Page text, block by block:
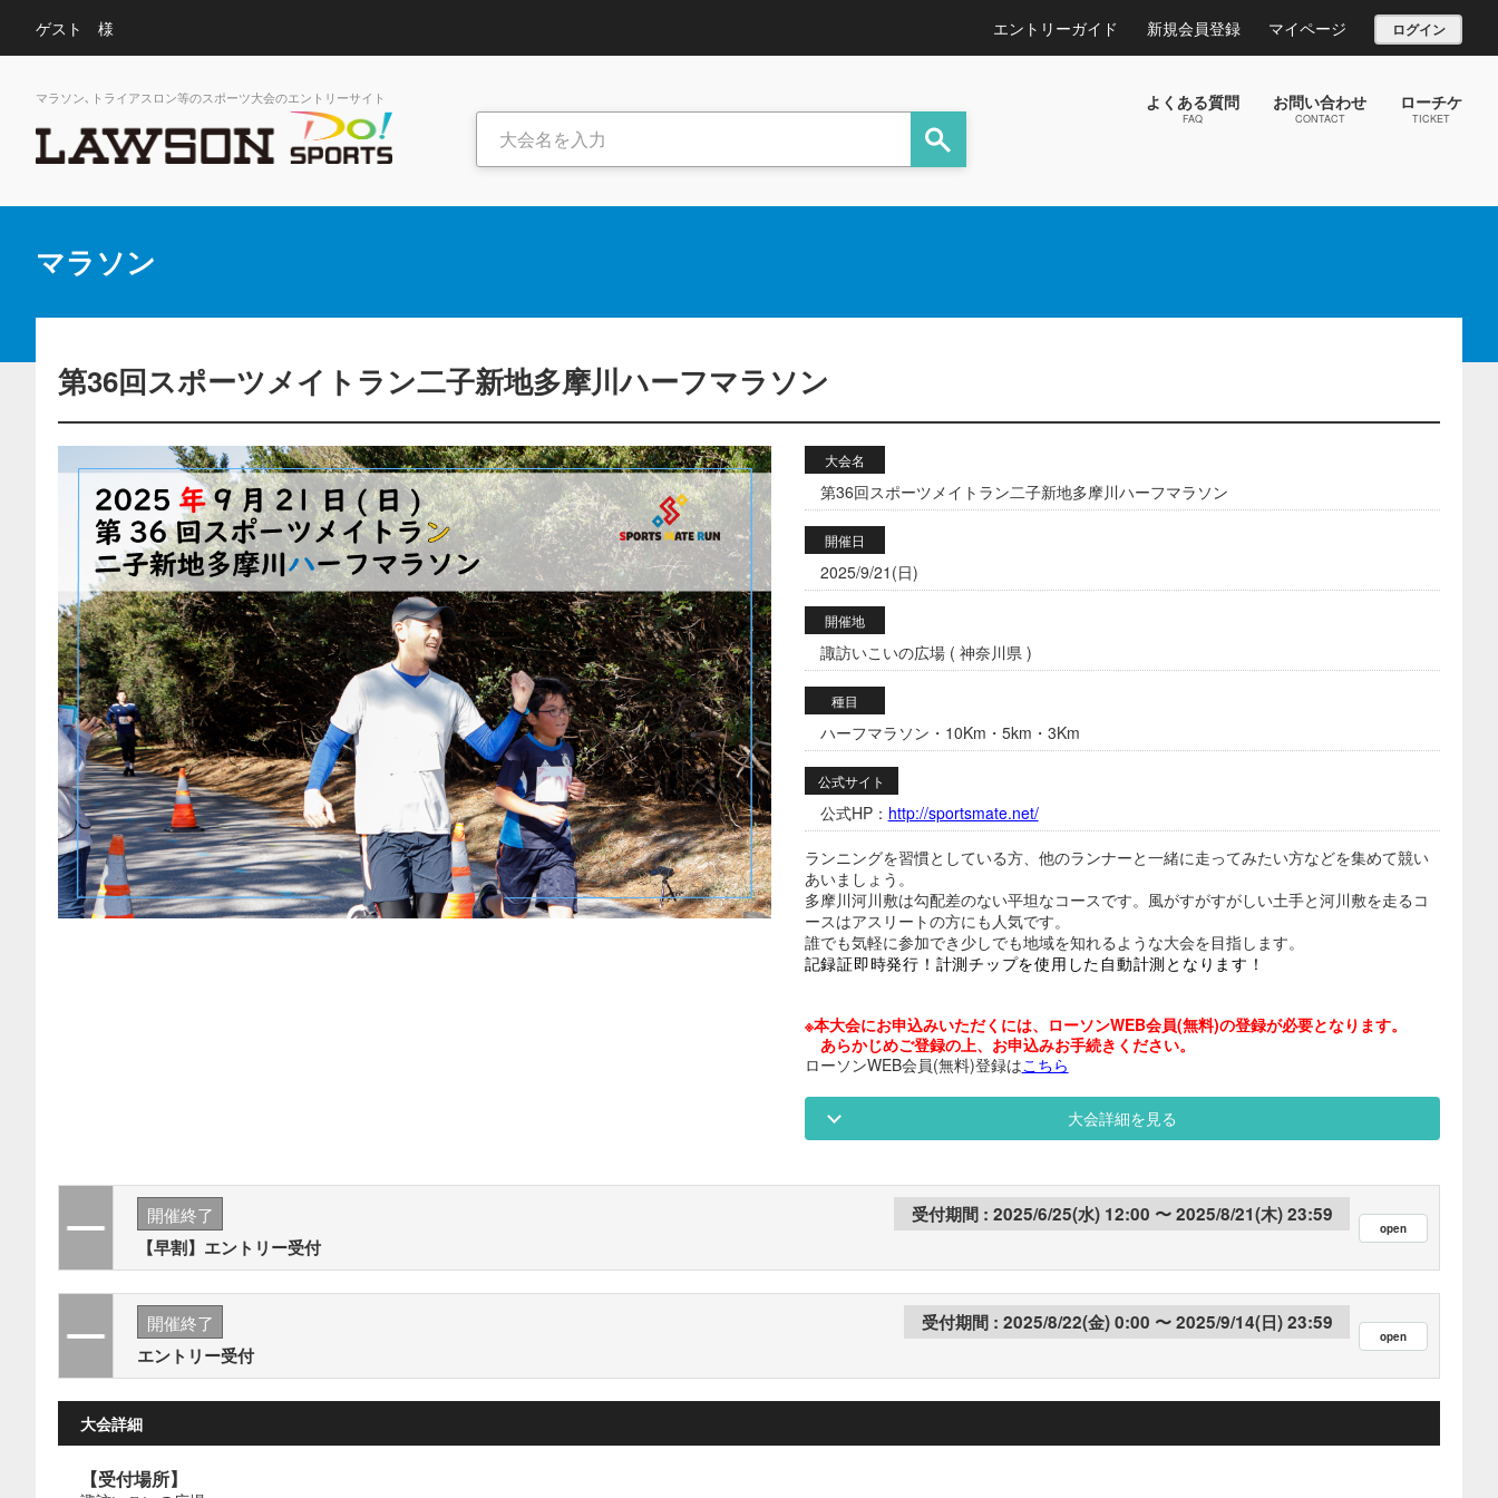
ゲスト 様 エントリーガイド 新規会員登録 マイページ ログイン
マラソン､トライアスロン等のスポーツ大会のエントリーサイト よくある質問
FAQ
お問い合わせ
CONTACT
ローチケ
TICKET
マラソン
第36回スポーツメイトラン二子新地多摩川ハーフマラソン
大会名
第36回スポーツメイトラン二子新地多摩川ハーフマラソン
開催日
2025/9/21(日)
開催地
諏訪いこいの広場 ( 神奈川県 )
種目
ハーフマラソン・10Km・5km・3Km
公式サイト
公式HP： http://sportsmate.net/
ランニングを習慣としている方、他のランナーと一緒に走ってみたい方などを集めて競い
あいましょう。
多摩川河川敷は勾配差のない平坦なコースです。風がすがすがしい土手と河川敷を走るコ
ースはアスリートの方にも人気です。
誰でも気軽に参加でき少しでも地域を知れるような大会を目指します。
記録証即時発行！計測チップを使用した自動計測となります！
※本大会にお申込みいただくには、ローソンWEB会員(無料)の登録が必要となります。
あらかじめご登録の上、お申込みお手続きください。
ローソンWEB会員(無料)登録はこちら
大会詳細を見る
開催終了
【早割】エントリー受付
2025/6/25(水) 12:00 2025/8/21(木) 23:59
開催終了
エントリー受付
2025/8/22(金) 0:00 2025/9/14(日) 23:59
大会詳細
【受付場所】